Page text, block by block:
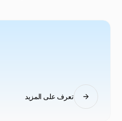
تعرف على المزيد